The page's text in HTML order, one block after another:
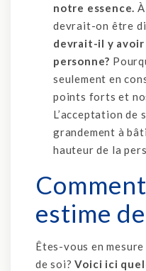
notre essence.
devrait-on être
devrait-il y avoir
personne?
seulement en
points forts et
L’acceptation
grandement à
hauteur de la
estime
Êtes-vous en
de soi?Voici ici